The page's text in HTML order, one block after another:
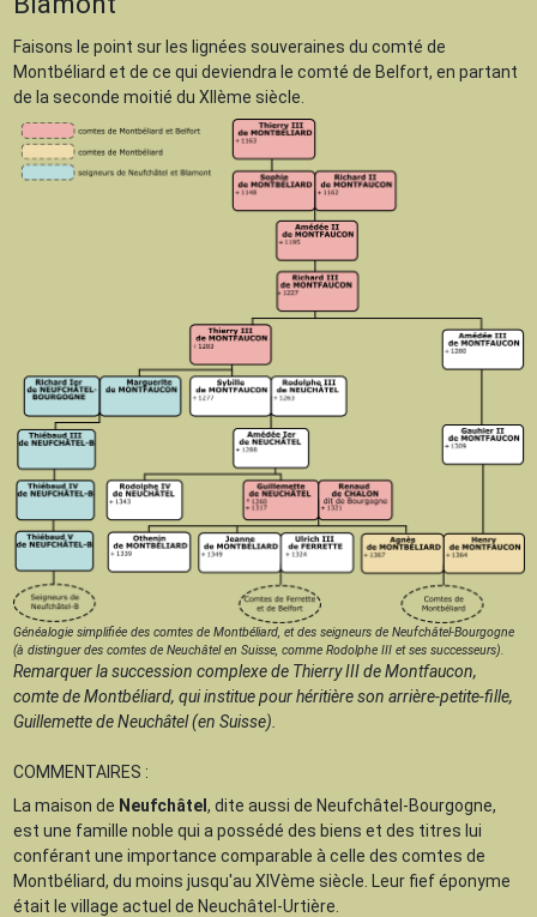
Faisons le point sur les lignées souveraines du comté de
Montbéliard et de ce qui deviendra le comté de Belfort, en partant
de la seconde moitié du XIIème siècle.
Généalogie simplifiée des comtes de Montbéliard, et des seigneurs de Neufchâtel-Bourgogne
(à distinguer des comtes de Neuchâtel en Suisse, comme Rodolphe III et ses successeurs).
Remarquer la succession complexe de Thierry III de Montfaucon,
comte de Montbéliard, qui institue pour héritière son arrière-petite-fille,
Guillemette de Neuchâtel (en Suisse).
COMMENTAIRES :
La maison de Neufchâtel , dite aussi de Neufchâtel-Bourgogne,
est une famille noble qui a possédé des biens et des titres lui
conférant une importance comparable à celle des comtes de
Montbéliard, du moins jusqu'au XIVème siècle. Leur fief éponyme
était le village actuel de Neuchâtel-Urtière.